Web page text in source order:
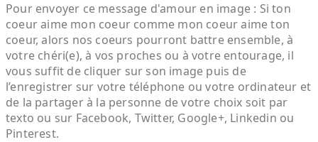
Pour envoyer ce message d'amour en image : Si ton
coeur aime mon coeur comme mon coeur aime ton
coeur, alors nos coeurs pourront battre ensemble, à
votre chéri(e), à vos proches ou à votre entourage, il
vous suffit de cliquer sur son image puis de
l’enregistrer sur votre téléphone ou votre ordinateur et
de la partager à la personne de votre choix soit par
texto ou sur Facebook, Twitter, Google+, Linkedin ou
Pinterest.